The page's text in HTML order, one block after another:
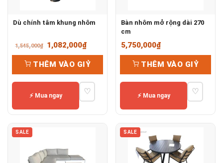
Dù chính tâm khung nhôm
1,545,000₫
Giá
gốc
là:
1,545,000₫.
1,082,000₫Giá
hiện
tại
là:
1,082,000₫.
THÊM VÀO GIỶ
⚡ Mua ngay ♡
Bàn nhôm mở rộng dài 270
cm
5,750,000₫
THÊM VÀO GIỶ
⚡ Mua ngay ♡
SALE SALE